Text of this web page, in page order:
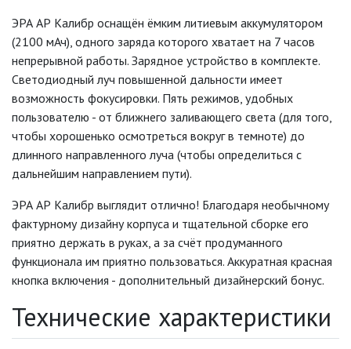
САДОВЫЕ ФАСАДНЫЕ
СВЕТИЛЬНИКИ
СВЕТИЛЬНИКИ ДЛЯ РОСТА
РАСТЕНИЙ (ФИТОСВЕТИЛЬНИКИ)
АКСЕССУАРЫ ДЛЯ
ЭЛЕКТРОМОНТАЖА
БАКТЕРИЦИДНЫЕ ЛАМПЫ
ДАТЧИКИ ДВИЖЕНИЯ И
ФОТОРЕЛЕ
ДЕКОРАТИВНАЯ ПОДСВЕТКА
ДЕКОРАТИВНЫЕ СВЕТИЛЬНИКИ
ЭРА АР Калибр оснащён ёмким литиевым аккумулятором
(2100 мАч), одного заряда которого хватает на 7 часов
непрерывной работы. Зарядное устройство в комплекте.
Светодиодный луч повышенной дальности имеет
возможность фокусировки. Пять режимов, удобных
пользователю - от ближнего заливающего света (для того,
чтобы хорошенько осмотреться вокруг в темноте) до
длинного направленного луча (чтобы определиться с
дальнейшим направлением пути).
ЭРА АР Калибр выглядит отлично! Благодаря необычному
фактурному дизайну корпуса и тщательной сборке его
приятно держать в руках, а за счёт продуманного
функционала им приятно пользоваться. Аккуратная красная
кнопка включения - дополнительный дизайнерский бонус.
Технические характеристики